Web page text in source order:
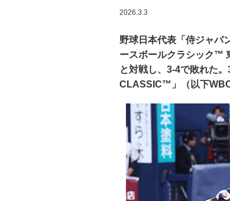
2026.3.3
野球日本代表「侍ジャパ
ースボールクラシック™
と対戦し、3-4で敗れた
CLASSIC™」（以下WBC